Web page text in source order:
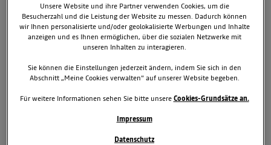
12. Februar 2025
TAGS & KATEGORIEN
News News News News
2 zugehörige Dokumente
Unsere Website und ihre Partner verwenden Cookies, um die
Besucherzahl und die Leistung der Website zu messen. Dadurch können
wir Ihnen personalisierte und/oder geolokalisierte Werbungen und Inhalte
anzeigen und es Ihnen ermöglichen, über die sozialen Netzwerke mit
unseren Inhalten zu interagieren.
Sie können die Einstellungen jederzeit ändern, indem Sie sich in den
Abschnitt „Meine Cookies verwalten“ auf unserer Website begeben.
Für weitere Informationen sehen Sie bitte unsereCookies-Grundsätze an.
Impressum
Datenschutz